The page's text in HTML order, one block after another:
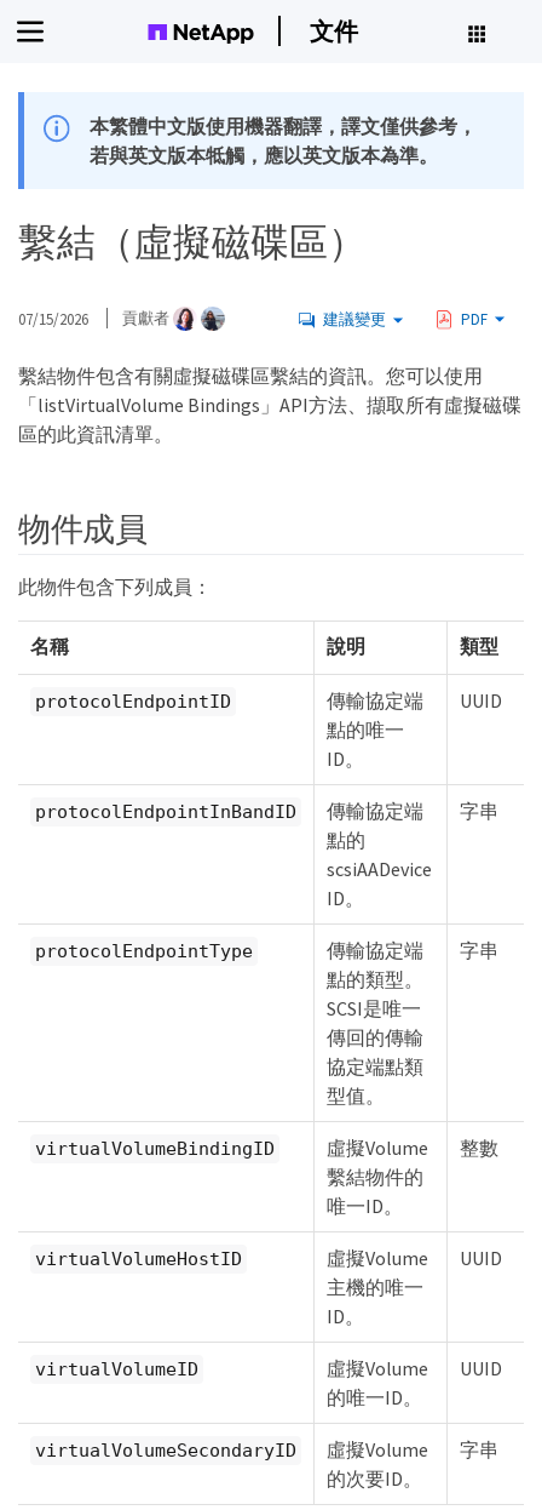
文件
本繁體中文版使用機器翻譯，譯文僅供參考，
若與英文版本牴觸，應以英文版本為準。
繫結（虛擬磁碟區）
07/15/2026 貢獻者 建議變更 PDF
繫結物件包含有關虛擬磁碟區繫結的資訊。您可以使用
「listVirtualVolume Bindings」API方法、擷取所有虛擬磁碟
區的此資訊清單。
物件成員
此物件包含下列成員：
名稱 說明 類型
protocolEndpointID
傳輸協定端
點的唯一
ID。
UUID
protocolEndpointInBandID
傳輸協定端
點的
scsiAADevice
ID。
字串
protocolEndpointType
傳輸協定端
點的類型。
SCSI是唯一
傳回的傳輸
協定端點類
型值。
字串
virtualVolumeBindingID
虛擬Volume
繫結物件的
唯一ID。
整數
virtualVolumeHostID
虛擬Volume
主機的唯一
ID。
UUID
virtualVolumeID
虛擬Volume
的唯一ID。
UUID
virtualVolumeSecondaryID
虛擬Volume
的次要ID。
字串